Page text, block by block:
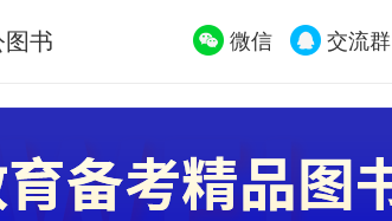
图书 微信 交流群